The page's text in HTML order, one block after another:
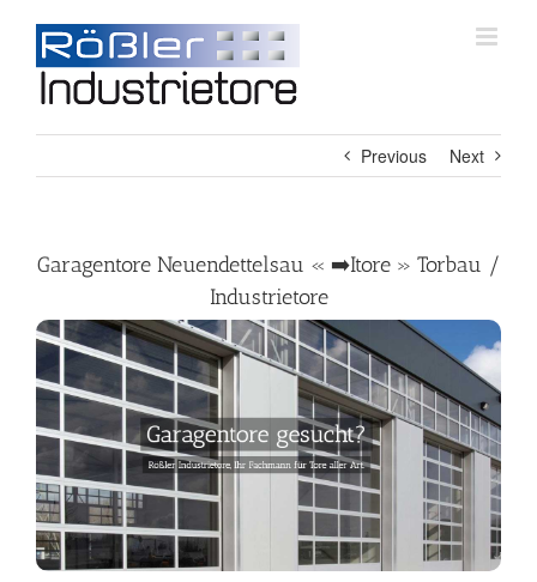
content
Previous Next
Garagentore Neuendettelsau « ➡️Itore » Torbau /
Industrietore